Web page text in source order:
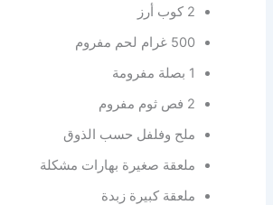
2 كوب أرز
500 غرام لحم مفروم
1 بصلة مفرومة
2 فص ثوم مفروم
ملح وفلفل حسب الذوق
ملعقة صغيرة بهارات مشكلة
ملعقة كبيرة زبدة